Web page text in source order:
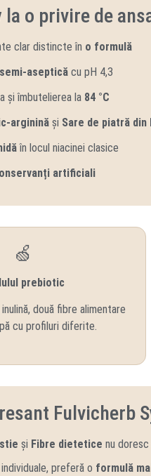
la o privire de
clar distincte în o formulă
aseptică cu pH 4,3
și îmbutelierea la 84 °C
argininăși Sare de piatră din
în locul niacinei clasice
artificiali
🍏
prebiotic
două fibre alimentare
cu profiluri diferite.
Fulvicherb
și Fibre dietetice nu
preferă o formulă